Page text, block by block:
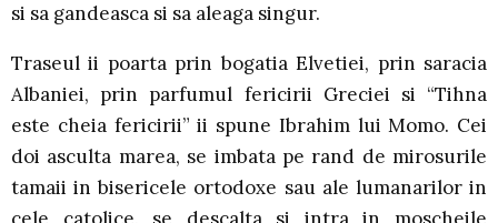
si sa gandeasca si sa aleaga singur.
Traseul ii poarta prin bogatia Elvetiei, prin saracia
Albaniei, prin parfumul fericirii Greciei si “Tihna
este cheia fericirii” ii spune Ibrahim lui Momo. Cei
doi asculta marea, se imbata pe rand de mirosurile
tamaii in bisericele ortodoxe sau ale lumanarilor in